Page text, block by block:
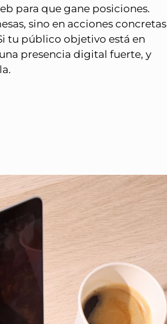
para que gane posiciones.
sino en acciones concretas
tu público objetivo está en
presencia digital fuerte, y